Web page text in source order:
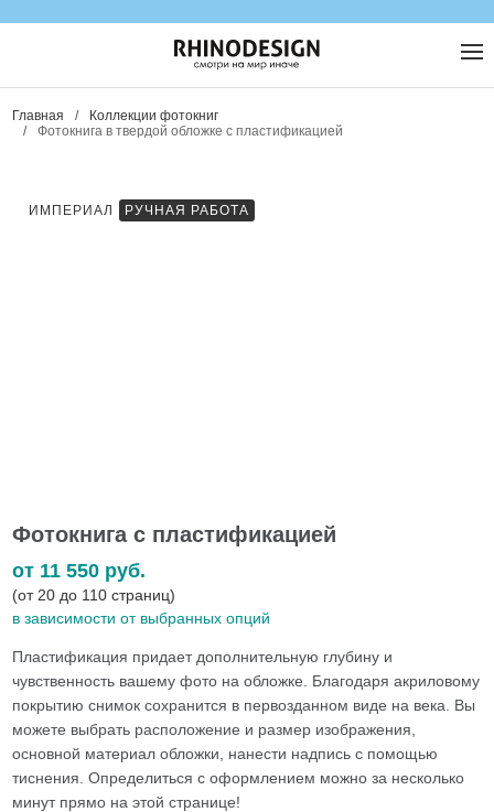
Главная /
Коллекции фотокниг
/
Фотокнига в твердой обложке с пластификацией
ИМПЕРИАЛ РУЧНАЯ РАБОТА
Фотокнига с пластификацией
от 11 550руб.
(от 20 до 110 страниц)
в зависимости от выбранных опций
Пластификация придает дополнительную глубину и
чувственность вашему фото на обложке. Благодаря акриловому
покрытию снимок сохранится в первозданном виде на века. Вы
можете выбрать расположение и размер изображения,
основной материал обложки, нанести надпись с помощью
тиснения. Определиться с оформлением можно за несколько
минут прямо на этой странице!